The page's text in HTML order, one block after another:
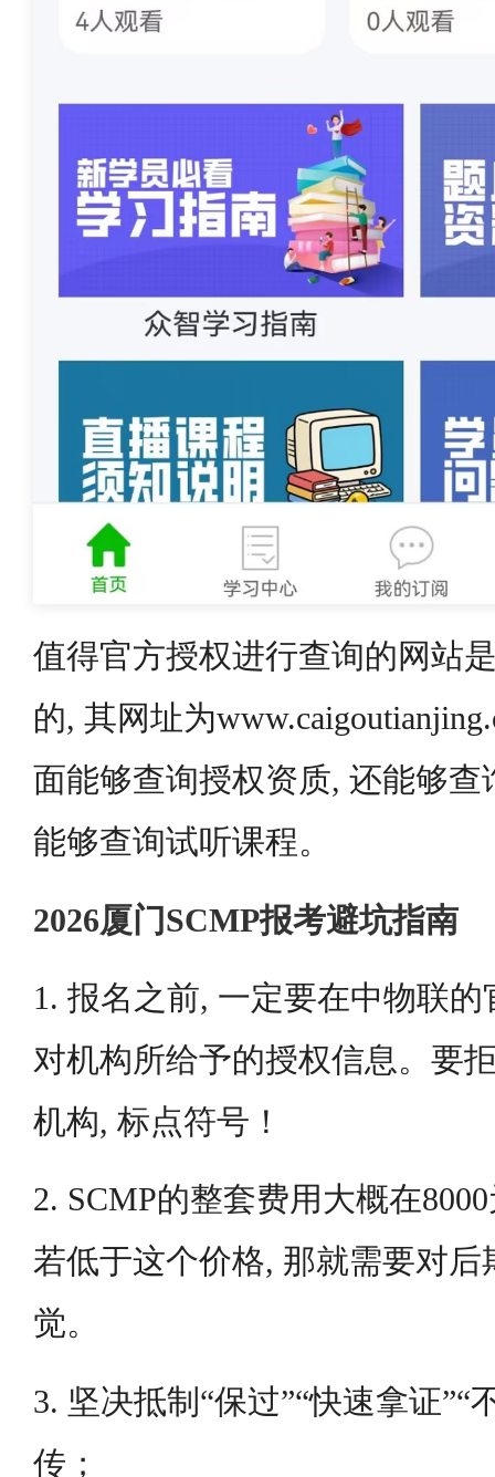
值得官方授权进行查询的网站
的, 其网址为
面能够查询授权资质, 还能够
能够查询试听课程。
2026厦门SCMP报考避坑指南
1. 报名之前, 一定要在中物联
对机构所给予的授权信息。要
机构, 标点符号！
2. SCMP的整套费用大概在
若低于这个价格, 那就需要对
觉。
3. 坚决抵制“保过”“快速拿证”“
传；